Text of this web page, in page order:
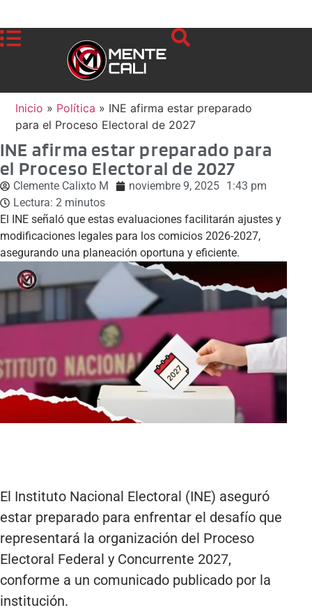
Inicio » Política » INE afirma estar preparado
para el Proceso Electoral de 2027
INE afirma estar preparado para
el Proceso Electoral de 2027
Clemente Calixto M noviembre 9, 2025 1:43 pm
Lectura: 2 minutos
El INE señaló que estas evaluaciones facilitarán ajustes y
modificaciones legales para los comicios 2026-2027,
asegurando una planeación oportuna y eficiente.
El Instituto Nacional Electoral (INE) aseguró
estar preparado para enfrentar el desafío que
representará la organización del Proceso
Electoral Federal y Concurrente 2027,
conforme a un comunicado publicado por la
institución.